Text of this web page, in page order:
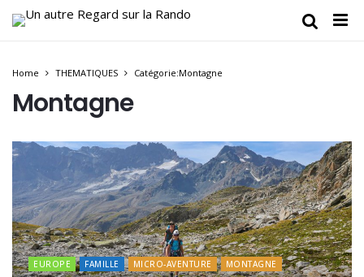
Home THEMATIQUES Catégorie:Montagne
Montagne
EUROPE FAMILLE MICRO-AVENTURE MONTAGNE